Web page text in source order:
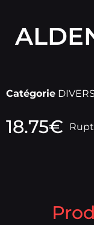
Catégorie DIVERS
18.75€